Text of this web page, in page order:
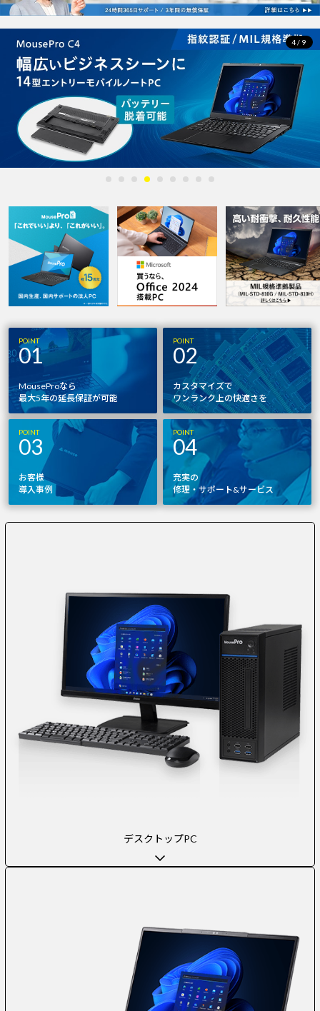
4/9
POINT
01
MouseProなら
最大5年の延長保証が可能
POINT
02
カスタマイズで
ワンランク上の快適さを
POINT
03
お客様
導入事例
POINT
04
充実の
修理・サポート&サービス
デスクトップPC